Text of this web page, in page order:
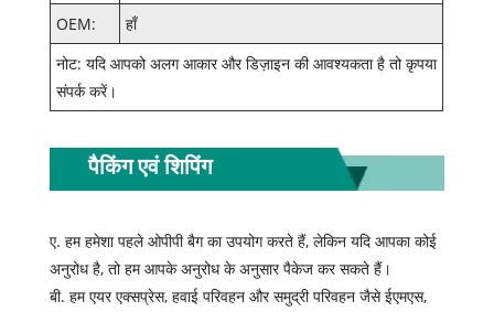
OEM:
हाँ
नोट: यदि आपको अलग आकार और डिज़ाइन की आवश्यकता है तो कृपया
संपर्क करें।
पैकिंग एवं शिपिंग
ए. हम हमेशा पहले ओपीपी बैग का उपयोग करते हैं, लेकिन यदि आपका कोई
अनुरोध है, तो हम आपके अनुरोध के अनुसार पैकेज कर सकते हैं।
बी. हम एयर एक्सप्रेस, हवाई परिवहन और समुद्री परिवहन जैसे ईएमएस,